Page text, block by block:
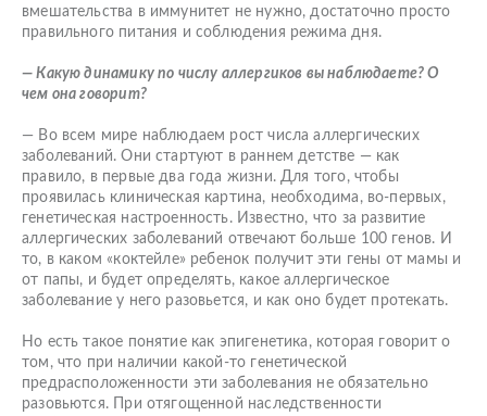
вмешательства в иммунитет не нужно, достаточно просто
правильного питания и соблюдения режима дня.
— Какую динамику по числу аллергиков вы наблюдаете? О
чем она говорит?
— Во всем мире наблюдаем рост числа аллергических
заболеваний. Они стартуют в раннем детстве — как
правило, в первые два года жизни. Для того, чтобы
проявилась клиническая картина, необходима, во-первых,
генетическая настроенность. Известно, что за развитие
аллергических заболеваний отвечают больше 100 генов. И
то, в каком «коктейле» ребенок получит эти гены от мамы и
от папы, и будет определять, какое аллергическое
заболевание у него разовьется, и как оно будет протекать.
Но есть такое понятие как эпигенетика, которая говорит о
том, что при наличии какой-то генетической
предрасположенности эти заболевания не обязательно
разовьются. При отягощенной наследственности